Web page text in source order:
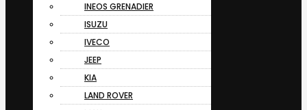
INEOS GRENADIER
ISUZU
IVECO
JEEP
KIA
LAND ROVER